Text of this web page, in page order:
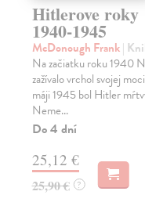
Hitlerove roky
1940-1945
McDonough Frank|
Na začiatku roku 1940
zažívalo vrchol svojej
máji 1945 bol Hitler
Neme...
Do 4 dní
25,12 €
25,90 € ?